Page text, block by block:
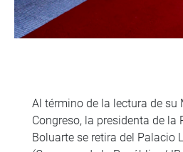
Al término de la lectura de su
Congreso, la presidenta de la
Boluarte se retira del Palacio